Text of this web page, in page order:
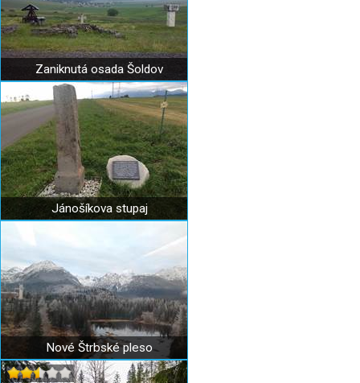
Zaniknutá osada Šoldov
Jánošíkova stupaj
Nové Štrbské pleso